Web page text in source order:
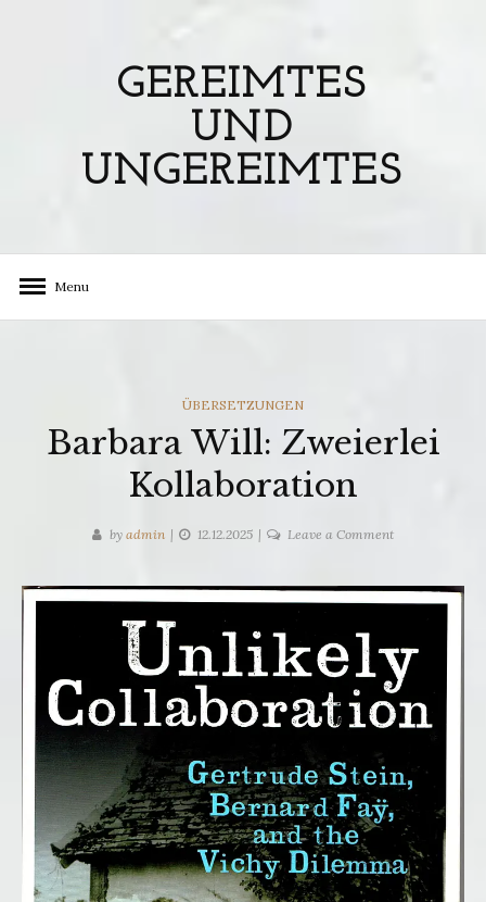
GEREIMTES
UND
UNGEREIMTES
Menu
CATEGORIES
ÜBERSETZUNGEN
Barbara Will: Zweierlei
Kollaboration
by admin 12.12.2025 Leave a Commenton
Zweierlei
Kollaboration